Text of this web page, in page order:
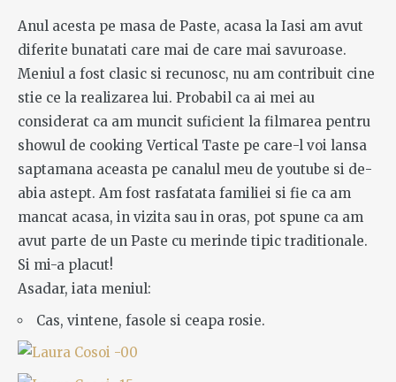
Anul acesta pe masa de Paste, acasa la Iasi am avut
diferite bunatati care mai de care mai savuroase.
Meniul a fost clasic si recunosc, nu am contribuit cine
stie ce la realizarea lui. Probabil ca ai mei au
considerat ca am muncit suficient la filmarea pentru
showul de cooking Vertical Taste pe care-l voi lansa
saptamana aceasta pe canalul meu de youtube si de-
abia astept. Am fost rasfatata familiei si fie ca am
mancat acasa, in vizita sau in oras, pot spune ca am
avut parte de un Paste cu merinde tipic traditionale.
Si mi-a placut!
Asadar, iata meniul:
Cas, vintene, fasole si ceapa rosie.